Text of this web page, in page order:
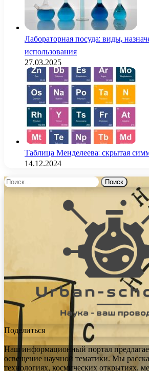
Лабораторная посуда: виды,
использования
27.03.2025
Таблица Менделеева: скрытая
14.12.2024
Найти:
Поделиться
Наш информационный портал
освещение научной тематики. Мы
технологиях, космических открытиях,